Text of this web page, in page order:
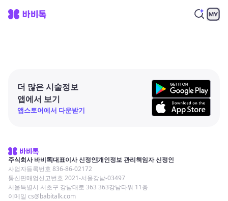
더 많은 시술정보
앱에서 보기
앱스토어에서 다운받기
주식회사 바비톡대표이사 신정인개인정보 관리책임자 신정인
사업자등록번호 836-86-02172
통신판매업신고번호 2021-서울강남-03497
서울특별시 서초구 강남대로 363 363강남타워 11층
이메일 cs@babitalk.com